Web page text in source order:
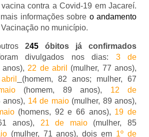
contra a Covid-19 em Jacareí.
informações sobre o andamento
no município.
245 óbitos já confirmados
divulgados nos dias:
3 de
22 de abril
(mulher, 77 anos),
(homem, 82 anos; mulher, 67
(homem, 89 anos), 12 de
anos), 14 de maio(mulher, 89 anos),
(homens, 92 e 66 anos), 19 de
anos), 21 de maio(mulher, 85
(mulher, 71 anos), dois em 1º de